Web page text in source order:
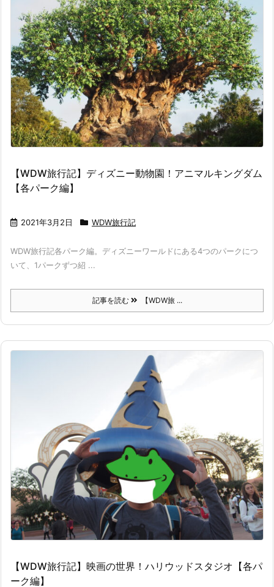
【WDW旅行記】ディズニー動物園！アニマルキングダム
【各パーク編】
2021年3月2日 WDW旅行記
WDW旅行記各パーク編。ディズニーワールドにある4つのパークにつ
いて、1パークずつ紹 ...
記事を読む 【WDW旅 ...
【WDW旅行記】映画の世界！ハリウッドスタジオ【各パ
ーク編】